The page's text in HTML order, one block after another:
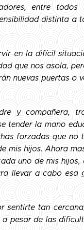
entre
distinta a
en la difícil
que nos asola,
nuevas puertas o
y compañera,
tender la mano
forzadas que
mis hijos. Ahora
uno de mis
llevar a cabo
tan
pesar de las